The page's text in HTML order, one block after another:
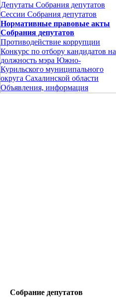
Депутаты Собрания депутатов
Сессии Собрания депутатов
Нормативные правовые акты
Собрания депутатов
Противодействие коррупции
Конкурс по отбору кандидатов на
должность мэра Южно-
Курильского муниципального
округа Сахалинской области
Объявления, информация
Собрание депутатов